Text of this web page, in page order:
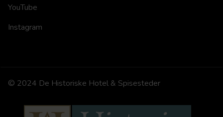
YouTube
Instagram
© 2024 De Historiske Hotel & Spisesteder